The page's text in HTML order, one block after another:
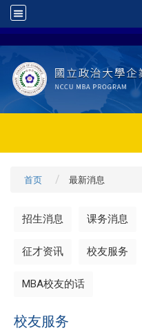
首页 最新消息
招生消息 课务消息
征才资讯 校友服务
MBA校友的话
校友服务